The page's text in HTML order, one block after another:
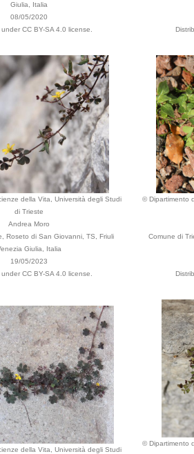
Giulia, Italia
08/05/2020
CC BY-SA 4.0 license.
della Vita, Università degli Studi
di Trieste
Andrea Moro
Roseto di San Giovanni, TS, Friuli
Giulia, Italia
19/05/2023
CC BY-SA 4.0 license.
© Dipartimento
Comune di
della Vita, Università degli Studi
© Dipartimento